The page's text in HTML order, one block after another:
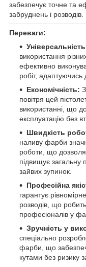
забезпечує точне та
забруднень і розводів.
Переваги:
використання
ефективно
робіт, адаптуючись
Економічність:
повітря цей
використанні, що
експлуатацію без
Швидкість
наливу фарби
роботи, що
підвищує загальну
зайвих зупинок.
Професійна
гарантує
розводів, що
професіоналів у
Зручність у
спеціально
фарби, що
кутами без ризику